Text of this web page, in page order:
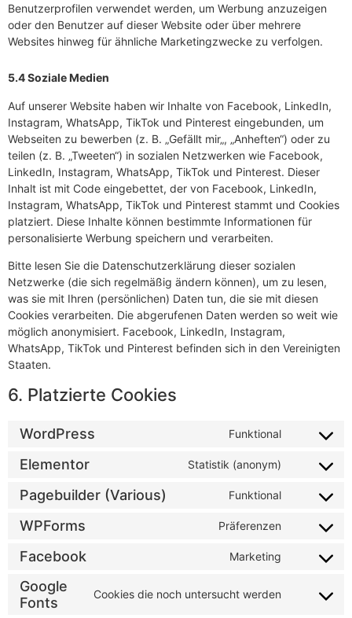
Benutzerprofilen verwendet werden, um Werbung anzuzeigen
oder den Benutzer auf dieser Website oder über mehrere
Websites hinweg für ähnliche Marketingzwecke zu verfolgen.
5.4 Soziale Medien
Auf unserer Website haben wir Inhalte von Facebook, LinkedIn,
Instagram, WhatsApp, TikTok und Pinterest eingebunden, um
Webseiten zu bewerben (z. B. „Gefällt mir„, „Anheften“) oder zu
teilen (z. B. „Tweeten“) in sozialen Netzwerken wie Facebook,
LinkedIn, Instagram, WhatsApp, TikTok und Pinterest. Dieser
Inhalt ist mit Code eingebettet, der von Facebook, LinkedIn,
Instagram, WhatsApp, TikTok und Pinterest stammt und Cookies
platziert. Diese Inhalte können bestimmte Informationen für
personalisierte Werbung speichern und verarbeiten.
Bitte lesen Sie die Datenschutzerklärung dieser sozialen
Netzwerke (die sich regelmäßig ändern können), um zu lesen,
was sie mit Ihren (persönlichen) Daten tun, die sie mit diesen
Cookies verarbeiten. Die abgerufenen Daten werden so weit wie
möglich anonymisiert. Facebook, LinkedIn, Instagram,
WhatsApp, TikTok und Pinterest befinden sich in den Vereinigten
Staaten.
6. Platzierte Cookies
WordPress Funktional
Elementor Statistik (anonym)
Pagebuilder (Various) Funktional
WPForms Präferenzen
Facebook Marketing
Google
Fonts
Cookies die noch untersucht werden